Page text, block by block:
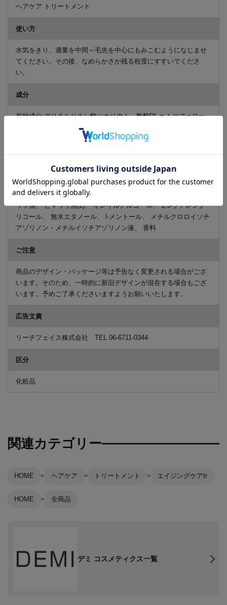
ヘアケア トリートメント
使い方
水気をきり、適量を中間～毛先を中心にもみこむようになじませ
てください。その後、なめらかさが残る程度にすすいでくださ
い。
成分
有効成分:グリチルリチン酸ジカリウム、酢酸DL-α-トコフェロー
その他の成分:精製水、 セタノール、 濃グリセリン、 ソルビット
イズエキス、 カワラヨモギエキス、 キョウニンエキス、 クララ
エキス(1)、 シャクヤクエキス、 センキュウエキス、 ヒアルロン
酸ナトリウム(2)、 シア脂、 加水分解ケラチン液、 マカデミアナ
ッツ油、 ヒマワリ油(2)、 オレイルアルコール、 1,3-ブチレング
リコール、 無水エタノール、 l-メントール、 メチルクロロイソチ
アゾリノン・メチルイソチアゾリノン液、 香料
ご注意
商品のデザイン・パッケージ等は予告なく変更される場合がござ
います。そのため、一時的に新旧デザインが混在する場合もござ
います。予めご了承くださいますようお願いいたします。
広告文責
リーチフェイス株式会社 TEL 06-6711-0344
区分
化粧品
関連カテゴリー
HOME ヘアケア トリートメント エイジングケアtr
HOME 全商品
デミ コスメティクス一覧